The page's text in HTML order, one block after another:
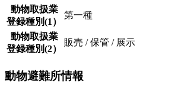
動物取扱業
登録種別(1）
第一種
動物取扱業
登録種別(2）
販売 / 保管 / 展示
動物避難所情報